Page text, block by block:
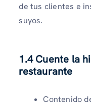
de tus clientes e
suyos.
1.4 Cuente la
restaurante
Contenido